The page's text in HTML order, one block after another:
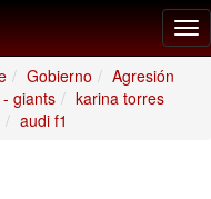
Gobierno
Agresión
giants
karina torres
audi f1